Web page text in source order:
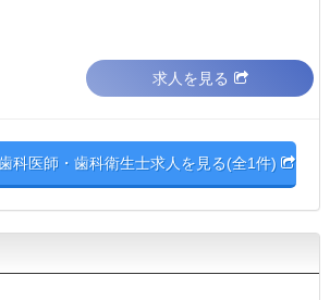
求人を見る
科医師・歯科衛生士求人を見る(全1件)